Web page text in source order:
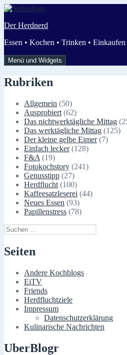
Zum
springen
Der Herdnerd
Essen • Kochen • Trinken •
Menü und Widgets
Rubriken
Allgemein (50)
Ausprobiert (62)
Das nichtwerktägliche Mittag
Das werktägliche Mittag (125)
Der kleine gelbe Eimer(7)
Einfach lecker(128)
F&A (19)
Fotokochstory (241)
Genusstipp (27)
Herdflucht (100)
Kaffeesatzleserei (44)
Neues Essen (93)
Papillenstress (78)
Suchen
nach:
Seiten
Andere Kochblogs
EiTV
Friends
Herdfluchtziele
Impressum
Datenschutzerklärung
Kulinarische Nachrichten
UberBlogr